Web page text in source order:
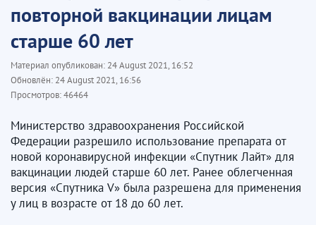
повторной вакцинации лицам
старше 60 лет
Материал опубликован: 24 August 2021, 16:52
Обновлён: 24 August 2021, 16:56
Просмотров:46464
Министерство здравоохранения Российской
Федерации разрешило использование препарата от
новой коронавирусной инфекции «Спутник Лайт» для
вакцинации людей старше 60 лет. Ранее облегченная
версия «Спутника V» была разрешена для применения
у лиц в возрасте от 18 до 60 лет.